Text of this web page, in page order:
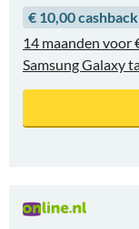
€ 10,00 cashback
14 maanden voor
Samsung Galaxy